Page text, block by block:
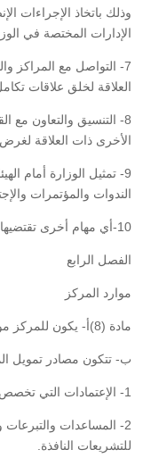
وذلك باتخاذ الإجراءات
الإدارات المختصة في
7- التواصل مع المراكز
العلاقة لخلق علاقات
8- التنسيق والتعاون مع
الأخرى ذات العلاقة لغرض
9- تمثيل الوزارة أمام
الندوات والمؤتمرات
10-أي مهام أخرى تقتضيها طبيعة عمله أو يكلف بها من قِبل الوزير .
الفصل الرابع
موارد المركز
مادة (8)أ- يكون للمركز موازنة سنوية في إطار موازنة الوزارة.
ب- تتكون مصادر تمويل
1- الإعتمادات التي تخصص للمركز في الموازنة العامة للوزارة.
2- المساعدات والتبرعات
للتشريعات النافذة.